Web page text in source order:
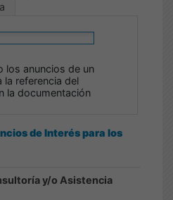
los anuncios de un
la referencia del
la documentación
de Interés para los
y/o Asistencia